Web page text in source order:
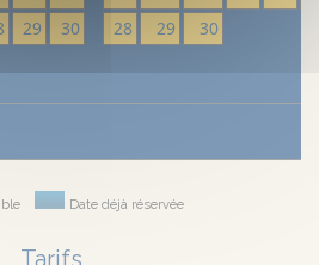
29
30
28
29 30
Date déjà réservée
Tarifs